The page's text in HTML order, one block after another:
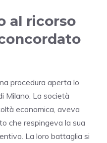
al ricorso
procedura aperta lo
Milano. La società
economica, aveva
che respingeva la sua
La loro battaglia si